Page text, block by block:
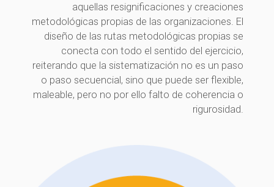
aquellas resignificaciones y creaciones
metodológicas propias de las organizaciones. El
diseño de las rutas metodológicas propias se
conecta con todo el sentido del ejercicio,
reiterando que la sistematización no es un paso
o paso secuencial, sino que puede ser flexible,
maleable, pero no por ello falto de coherencia o
rigurosidad.